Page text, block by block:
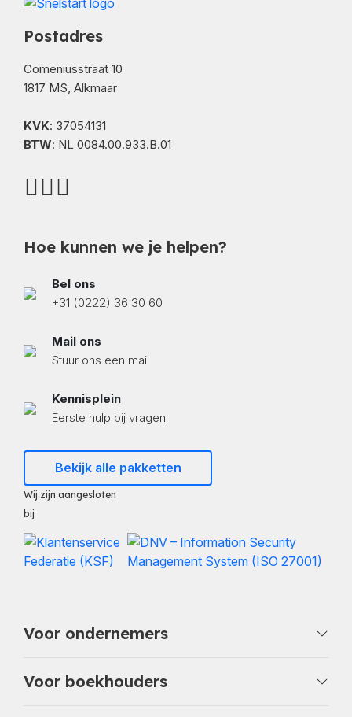
Postadres
Comeniusstraat 10
1817 MS, Alkmaar
KVK: 37054131
BTW: NL 0084.00.933.B.01
Hoe kunnen we je helpen?
Bel ons
+31 (0222) 36 30 60
Mail ons
Stuur ons een mail
Kennisplein
Eerste hulp bij vragen
Bekijk alle pakketten
Wij zijn aangesloten
bij
Voor ondernemers
Voor boekhouders